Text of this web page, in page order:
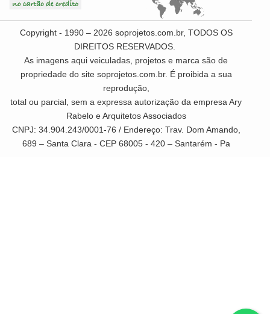
Copyright - 1990 – 2026 soprojetos.com.br, TODOS OS
DIREITOS RESERVADOS.
As imagens aqui veiculadas, projetos e marca são de
propriedade do site soprojetos.com.br. É proibida a sua
reprodução,
total ou parcial, sem a expressa autorização da empresa Ary
Rabelo e Arquitetos Associados
CNPJ: 34.904.243/0001-76 / Endereço: Trav. Dom Amando,
689 – Santa Clara - CEP 68005 - 420 – Santarém - Pa